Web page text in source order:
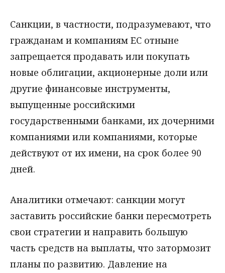
Cанкции, в частности, подразумевают, что
гражданам и компаниям ЕС отныне
запрещается продавать или покупать
новые облигации, акционерные доли или
другие финансовые инструменты,
выпущенные российскими
государственными банками, их дочерними
компаниями или компаниями, которые
действуют от их имени, на срок более 90
дней.
Аналитики отмечают: санкции могут
заставить российские банки пересмотреть
свои стратегии и направить большую
часть средств на выплаты, что затормозит
планы по развитию. Давление на